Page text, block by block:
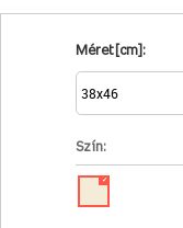
Méret [cm]:
Szín:
✓